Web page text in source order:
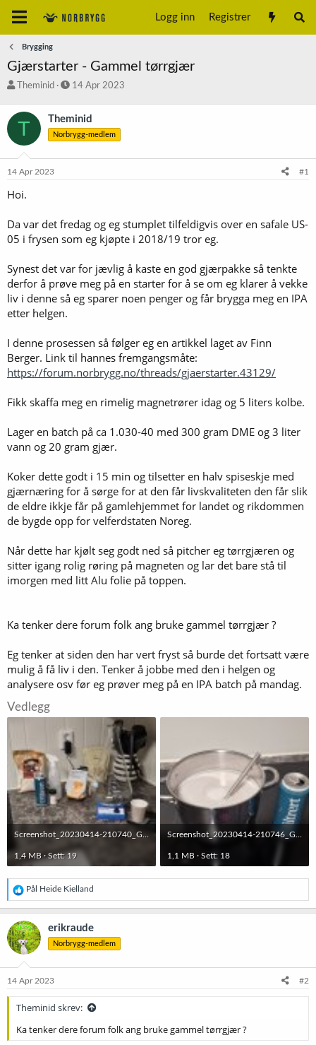
Logg inn Registrer
Brygging
Gjærstarter - Gammel tørrgjær
T
å
d
a
r
e
Theminid
S
r
t
a
14 Apr 2023
T Theminid
Norbrygg-medlem
14 Apr 2023 #1
Hoi.
Da var det fredag og eg stumplet tilfeldigvis over en safale US-
05 i frysen som eg kjøpte i 2018/19 tror eg.
Synest det var for jævlig å kaste en god gjærpakke så tenkte
derfor å prøve meg på en starter for å se om eg klarer å vekke
liv i denne så eg sparer noen penger og får brygga meg en IPA
etter helgen.
I denne prosessen så følger eg en artikkel laget av Finn
Berger. Link til hannes fremgangsmåte:
https://forum.norbrygg.no/threads/gjaerstarter.43129/
Fikk skaffa meg en rimelig magnetrører idag og 5 liters kolbe.
Lager en batch på ca 1.030-40 med 300 gram DME og 3 liter
vann og 20 gram gjær.
Koker dette godt i 15 min og tilsetter en halv spiseskje med
gjærnæring for å sørge for at den får livskvaliteten den får slik
de eldre ikkje får på gamlehjemmet for landet og rikdommen
de bygde opp for velferdstaten Noreg.
Når dette har kjølt seg godt ned så pitcher eg tørrgjæren og
sitter igang rolig røring på magneten og lar det bare stå til
imorgen med litt Alu folie på toppen.
Ka tenker dere forum folk ang bruke gammel tørrgjær ?
Eg tenker at siden den har vert fryst så burde det fortsatt være
mulig å få liv i den. Tenker å jobbe med den i helgen og
analysere osv før eg prøver meg på en IPA batch på mandag.
Vedlegg
Screenshot_20230414-210740_Gallery.jpg
1,4 MB · Sett: 19
Screenshot_20230414-210746_Gallery.jpg
1,1 MB · Sett: 18
R
e
a
k
s
j
o
e
Pål Heide Kielland
erikraude
Norbrygg-medlem
14 Apr 2023 #2
Theminid skrev:
Ka tenker dere forum folk ang bruke gammel tørrgjær ?